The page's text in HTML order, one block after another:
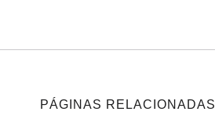
PÁGINAS RELACIONADAS